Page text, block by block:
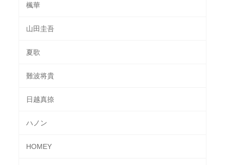
楓華
山田圭吾
夏歌
難波将貴
日越真捺
ハノン
HOMEY